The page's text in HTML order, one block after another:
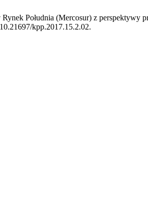
Południa (Mercosur) z perspektywy
kpp.2017.15.2.02.